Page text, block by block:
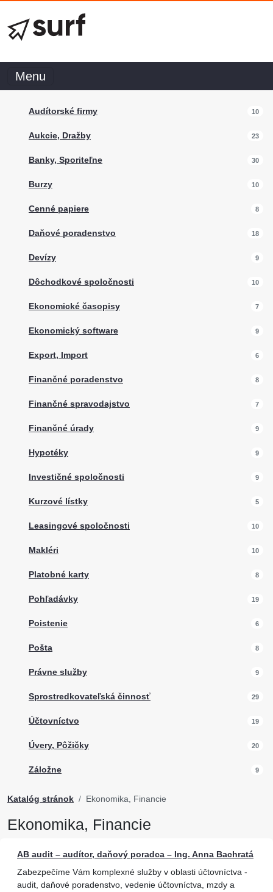
Menu
Audítorské firmy 10
Aukcie, Dražby 23
Banky, Sporiteľne 30
Burzy 10
Cenné papiere 8
Daňové poradenstvo 18
Devízy 9
Dôchodkové spoločnosti 10
Ekonomické časopisy 7
Ekonomický software 9
Export, Import 6
Finančné poradenstvo 8
Finančné spravodajstvo 7
Finančné úrady 9
Hypotéky 9
Investičné spoločnosti 9
Kurzové lístky 5
Leasingové spoločnosti 10
Makléri 10
Platobné karty 8
Pohľadávky 19
Poistenie 6
Pošta 8
Právne služby 9
Sprostredkovateľská činnosť 29
Účtovníctvo 19
Úvery, Pôžičky 20
Záložne 9
Katalóg stránok Ekonomika, Financie
Ekonomika, Financie
AB audit – audítor, daňový poradca – Ing. Anna Bachratá
Zabezpečíme Vám komplexné služby v oblasti účtovníctva -
audit, daňové poradenstvo, vedenie účtovníctva, mzdy a